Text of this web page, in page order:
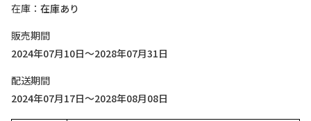
在庫
在庫あり
販売期間
2024年07月10日～2028年07月31日
配送期間
2024年07月17日～2028年08月08日